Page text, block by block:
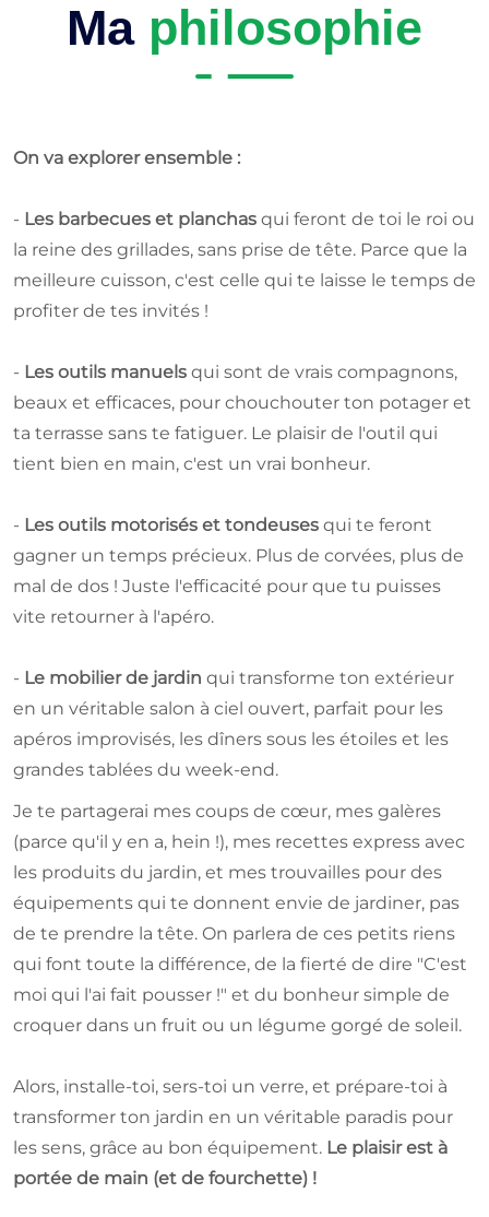
Ma philosophie
On va explorer ensemble :
- Les barbecues et planchas qui feront de toi le roi ou
la reine des grillades, sans prise de tête. Parce que la
meilleure cuisson, c'est celle qui te laisse le temps de
profiter de tes invités !
- Les outils manuels qui sont de vrais compagnons,
beaux et efficaces, pour chouchouter ton potager et
ta terrasse sans te fatiguer. Le plaisir de l'outil qui
tient bien en main, c'est un vrai bonheur.
- Les outils motorisés et tondeuses qui te feront
gagner un temps précieux. Plus de corvées, plus de
mal de dos ! Juste l'efficacité pour que tu puisses
vite retourner à l'apéro.
- Le mobilier de jardin qui transforme ton extérieur
en un véritable salon à ciel ouvert, parfait pour les
apéros improvisés, les dîners sous les étoiles et les
grandes tablées du week-end.
Je te partagerai mes coups de cœur, mes galères
(parce qu'il y en a, hein !), mes recettes express avec
les produits du jardin, et mes trouvailles pour des
équipements qui te donnent envie de jardiner, pas
de te prendre la tête. On parlera de ces petits riens
qui font toute la différence, de la fierté de dire "C'est
moi qui l'ai fait pousser !" et du bonheur simple de
croquer dans un fruit ou un légume gorgé de soleil.
Alors, installe-toi, sers-toi un verre, et prépare-toi à
transformer ton jardin en un véritable paradis pour
les sens, grâce au bon équipement. Le plaisir est à
portée de main (et de fourchette) !